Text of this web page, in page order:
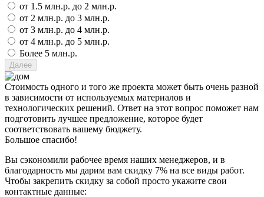
от 1.5 млн.р. до 2 млн.р.
от 2 млн.р. до 3 млн.р.
от 3 млн.р. до 4 млн.р.
от 4 млн.р. до 5 млн.р.
Более 5 млн.р.
Стоимость одного и того же проекта может быть очень разной
в зависимости от используемых материалов и
технологических решений. Ответ на этот вопрос поможет нам
подготовить лучшее предложение, которое будет
соответствовать вашему бюджету.
Большое спасибо!
Вы сэкономили рабочее время наших менеджеров, и в
благодарность мы дарим вам скидку 7% на все виды работ.
Чтобы закрепить скидку за собой просто укажите свои
контактные данные: